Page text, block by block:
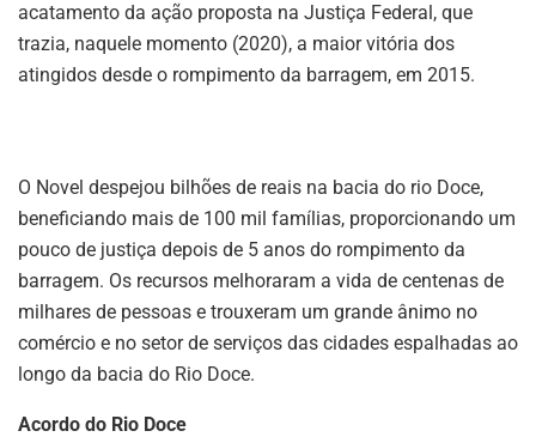
acatamento da ação proposta na Justiça Federal, que
trazia, naquele momento (2020), a maior vitória dos
atingidos desde o rompimento da barragem, em 2015.
O Novel despejou bilhões de reais na bacia do rio Doce,
beneficiando mais de 100 mil famílias, proporcionando um
pouco de justiça depois de 5 anos do rompimento da
barragem. Os recursos melhoraram a vida de centenas de
milhares de pessoas e trouxeram um grande ânimo no
comércio e no setor de serviços das cidades espalhadas ao
longo da bacia do Rio Doce.
Acordo do Rio Doce